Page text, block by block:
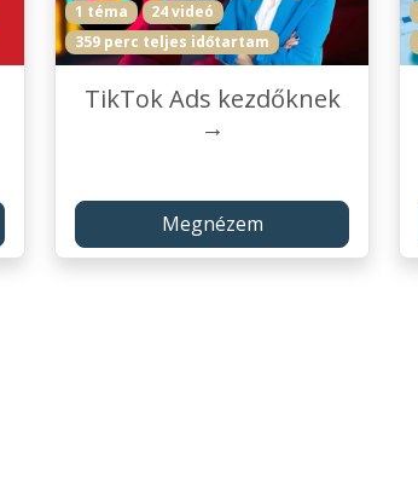
1 téma
24 videó
359 perc teljes időtartam
TikTok Ads kezdőknek
→
Megnézem